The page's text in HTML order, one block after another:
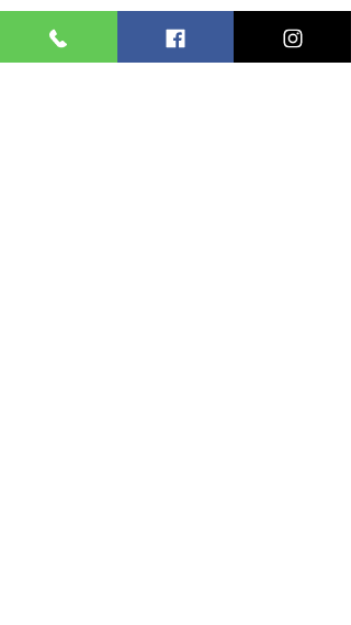
11. Reduza Estresse Crônico (Cortisol